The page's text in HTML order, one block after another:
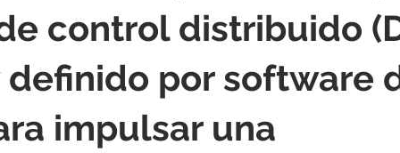
P096000 elektrotools-P041000 elektrotools-
P046000 elektrotools-P121000 elektrotools-
control distribuido
definido por software
impulsar una